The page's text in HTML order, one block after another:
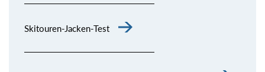
Skitouren-Jacken-Test